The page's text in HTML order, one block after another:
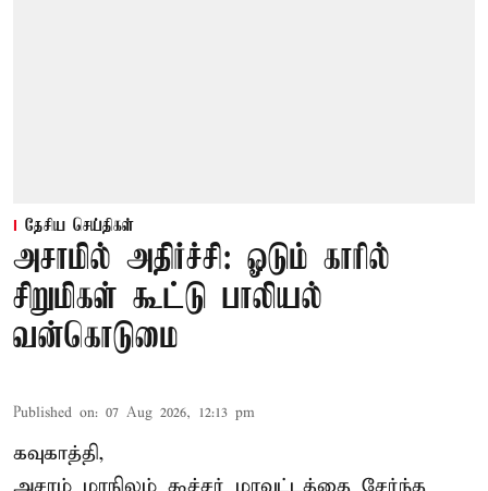
தேசிய செய்திகள்
அசாமில் அதிர்ச்சி: ஓடும் காரில்
சிறுமிகள் கூட்டு பாலியல்
வன்கொடுமை
Published on: 07 Aug 2026, 12:13 pm
கவுகாத்தி,
அசாம் மாநிலம் கூச்சர் மாவட்டத்தை சேர்ந்த